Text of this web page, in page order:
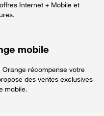
Internet + Mobile et
mobile
Orange récompense votre
des ventes exclusives
mobile.